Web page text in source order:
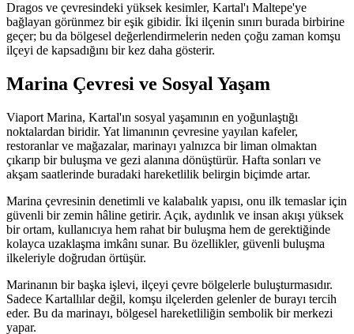
Dragos ve çevresindeki yüksek kesimler, Kartal'ı Maltepe'ye
bağlayan görünmez bir eşik gibidir. İki ilçenin sınırı burada birbirine
geçer; bu da bölgesel değerlendirmelerin neden çoğu zaman komşu
ilçeyi de kapsadığını bir kez daha gösterir.
Marina Çevresi ve Sosyal Yaşam
Viaport Marina, Kartal'ın sosyal yaşamının en yoğunlaştığı
noktalardan biridir. Yat limanının çevresine yayılan kafeler,
restoranlar ve mağazalar, marinayı yalnızca bir liman olmaktan
çıkarıp bir buluşma ve gezi alanına dönüştürür. Hafta sonları ve
akşam saatlerinde buradaki hareketlilik belirgin biçimde artar.
Marina çevresinin denetimli ve kalabalık yapısı, onu ilk temaslar için
güvenli bir zemin hâline getirir. Açık, aydınlık ve insan akışı yüksek
bir ortam, kullanıcıya hem rahat bir buluşma hem de gerektiğinde
kolayca uzaklaşma imkânı sunar. Bu özellikler, güvenli buluşma
ilkeleriyle doğrudan örtüşür.
Marinanın bir başka işlevi, ilçeyi çevre bölgelerle buluşturmasıdır.
Sadece Kartallılar değil, komşu ilçelerden gelenler de burayı tercih
eder. Bu da marinayı, bölgesel hareketliliğin sembolik bir merkezi
yapar.